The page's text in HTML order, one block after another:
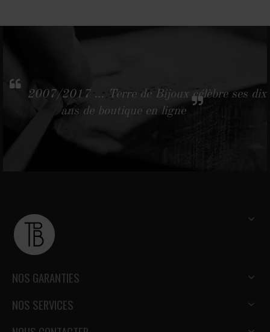
2007/2017 … Terre de Bijoux célèbre ses dix
ans de boutique en ligne
NOS GARANTIES
NOS SERVICES